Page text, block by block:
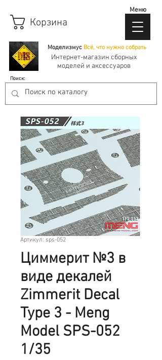
Моделизмус Всё, что нужно собрать
Корзина
Интернет-магазин сборных
моделей и аксессуаров
Поиск:
Меню
Артикул: sps-052
Циммерит №3 в
виде декалей
Zimmerit Decal
Type 3 - Meng
Model SPS-052
1/35